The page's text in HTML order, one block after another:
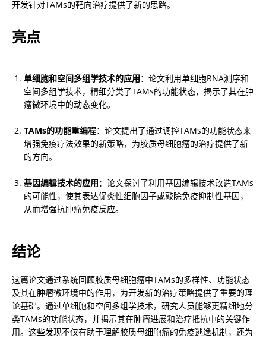
开发针对TAMs的靶向治疗提供了新的思路。
亮点
单细胞和空间多组学技术的应用：论文利用单细胞RNA测序和
空间多组学技术，精细分类了TAMs的功能状态，揭示了其在肿
瘤微环境中的动态变化。
TAMs的功能重编程：论文提出了通过调控TAMs的功能状态来
增强免疫疗法效果的新策略，为胶质母细胞瘤的治疗提供了新
的方向。
基因编辑技术的应用：论文探讨了利用基因编辑技术改造TAMs
的可能性，使其表达促炎性细胞因子或敲除免疫抑制性基因，
从而增强抗肿瘤免疫反应。
结论
这篇论文通过系统回顾胶质母细胞瘤中TAMs的多样性、功能状态
及其在肿瘤微环境中的作用，为开发新的治疗策略提供了重要的理
论基础。通过单细胞和空间多组学技术，研究人员能够更精细地分
类TAMs的功能状态，并揭示其在肿瘤进展和治疗抵抗中的关键作
用。这些发现不仅有助于理解胶质母细胞瘤的免疫逃逸机制，还为